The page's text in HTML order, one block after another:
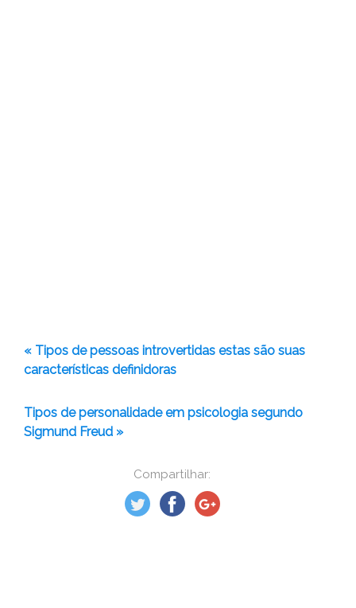
Compartilhar:
« Tipos de pessoas introvertidas estas são suas
características definidoras
Tipos de personalidade em psicologia segundo
Sigmund Freud »